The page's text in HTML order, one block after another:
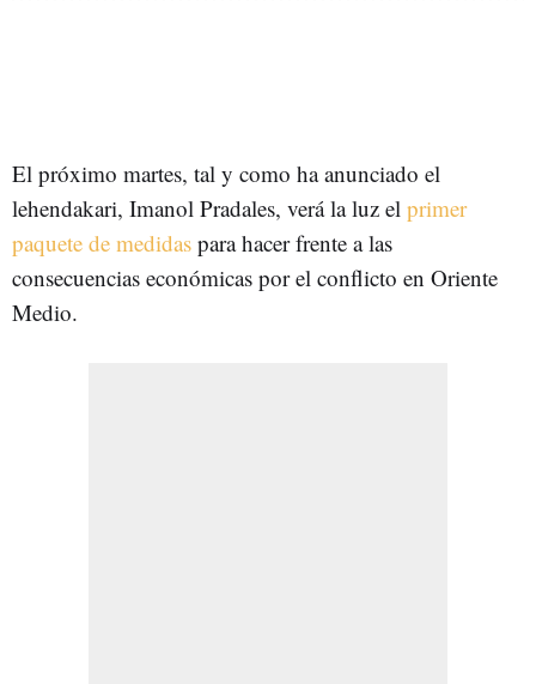
El próximo martes, tal y como ha anunciado el
lehendakari, Imanol Pradales, verá la luz el primer
paquete de medidas para hacer frente a las
consecuencias económicas por el conflicto en Oriente
Medio.